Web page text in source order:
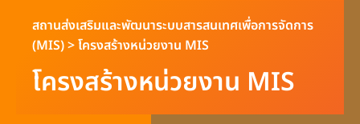
สถานส่งเสริมและพัฒนาระบบสารสนเทศเพื่อการจัดการ
(MIS)>โครงสร้างหน่วยงาน MIS
โครงสร้างหน่วยงาน MIS